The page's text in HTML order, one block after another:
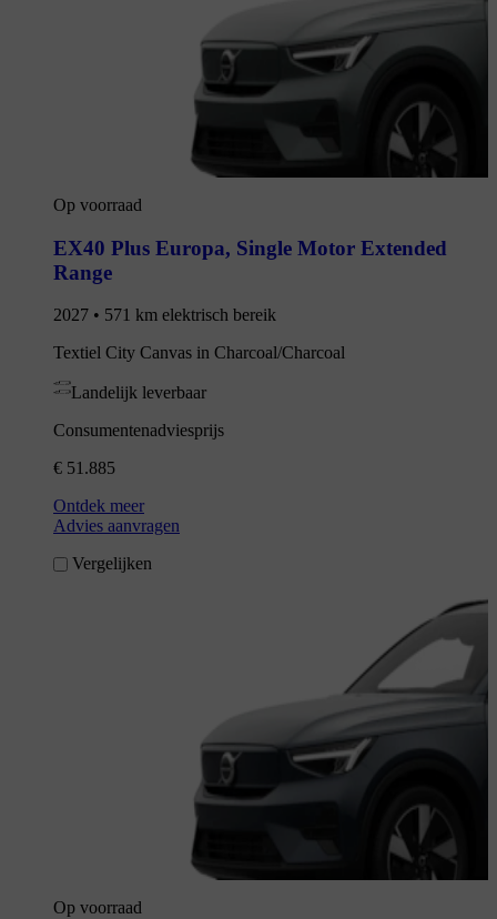
Op voorraad
EX40 Plus Europa, Single Motor Extended
Range
2027 • 571 km elektrisch bereik
Textiel City Canvas in Charcoal/Charcoal
Landelijk leverbaar
Consumentenadviesprijs
€ 51.885
Ontdek meer
Advies aanvragen
Vergelijken
Op voorraad